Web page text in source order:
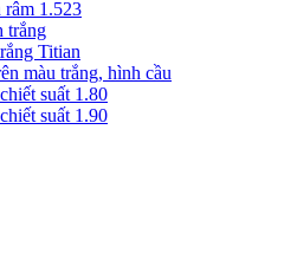
1.523
trắng
Titian
màu trắng, hình cầu
suất 1.80
suất 1.90